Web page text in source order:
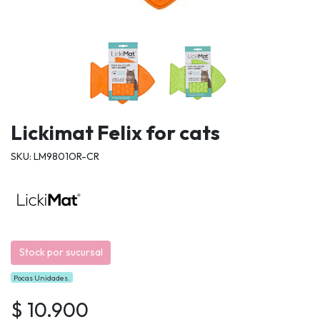
Lickimat Felix for cats
SKU: LM9801OR-CR
Stock por sucursal
Pocas Unidades.
$ 10.900